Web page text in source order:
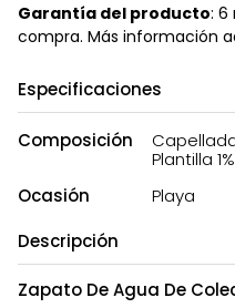
Garantía del producto: 6
compra. Más información
Especificaciones
Composición
Capellada
Plantilla
Ocasión
Playa
Descripción
Zapato De Agua De